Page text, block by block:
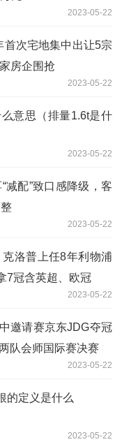
2023-05-22
首次宅地集中出让5宗
房企围抢
2023-05-22
意思（排量1.6t是什
2023-05-22
减配”致口感降级，客
2023-05-22
洛普上任8年利物浦
7冠含英超、欧冠
2023-05-22
邀请赛京东JDG夺冠
队会师国际赛决赛
2023-05-22
的定义是什么
2023-05-22